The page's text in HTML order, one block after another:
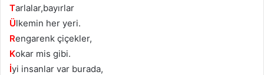
Tarlalar,bayırlar
Ülkemin her yeri.
Rengarenk çiçekler,
Kokar mis gibi.
İyi insanlar var burada,